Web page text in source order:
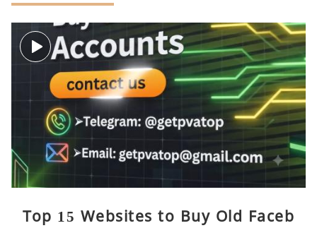
Top 15 Websites to Buy Old Faceb